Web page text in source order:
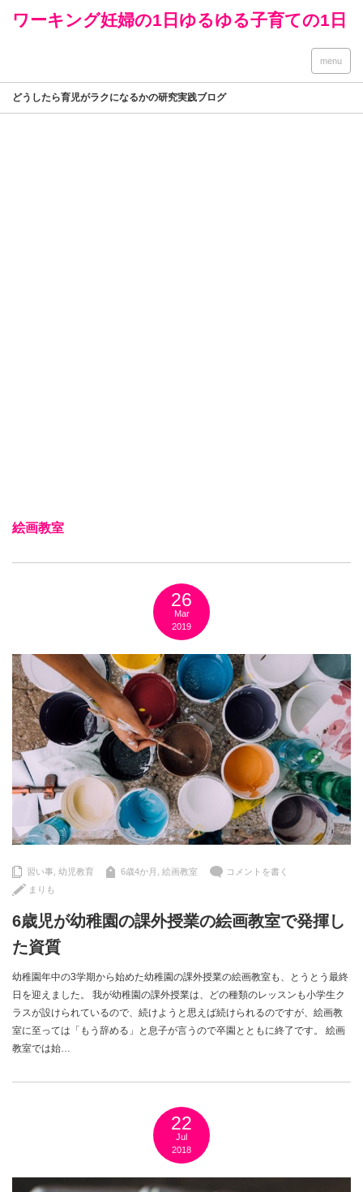
ワーキング妊婦の1日ゆるゆる子育ての1日
menu
どうしたら育児がラクになるかの研究実践ブログ
絵画教室
26
Mar
2019
習い事 幼児教育 6歳4か月 絵画教室
コメントを書く
まりも
6歳児が幼稚園の課外授業の絵画教室で発揮し
た資質
幼稚園年中の3学期から始めた幼稚園の課外授業の絵画教室も、とうとう最終
日を迎えました。 我が幼稚園の課外授業は、どの種類のレッスンも小学生ク
ラスが設けられているので、続けようと思えば続けられるのですが、絵画教
室に至っては「もう辞める」と息子が言うので卒園とともに終了です。 絵画
教室では始…
22
Jul
2018